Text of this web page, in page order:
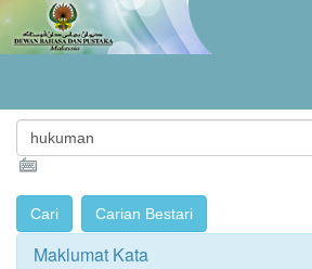
Maklumat Kata